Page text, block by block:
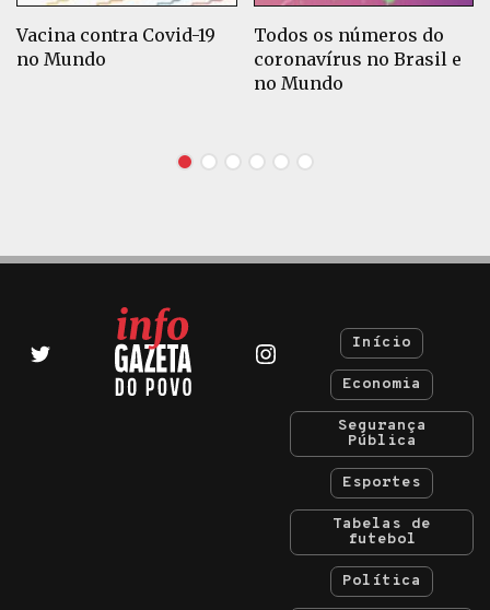
Vacina contra Covid-19
no Mundo
Todos os números do
coronavírus no Brasil e
no Mundo
Início
Economia
Segurança
Pública
Esportes
Tabelas de
futebol
Política